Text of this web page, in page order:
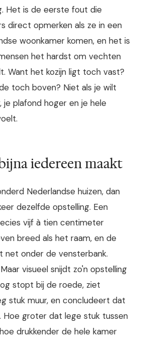
Het is de eerste fout die
direct opmerken als ze in een
woonkamer komen, en het is
het hardst om vechten
Want het kozijn ligt toch vast?
toch boven? Niet als je wilt
plafond hoger en je hele
iedereen maakt
Nederlandse huizen, dan
dezelfde opstelling. Een
vijf à tien centimeter
breed als het raam, en de
net onder de vensterbank.
visueel snijdt zo'n opstelling
stopt bij de roede, ziet
stuk muur, en concludeert dat
Hoe groter dat lege stuk tussen
drukkender de hele kamer